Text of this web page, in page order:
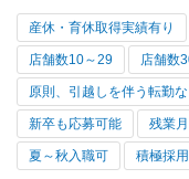
産休・育休取得実績有り
店舗数10～29 店舗数
原則、引越しを伴う転勤な
新卒も応募可能 残業
夏～秋入職可 積極採